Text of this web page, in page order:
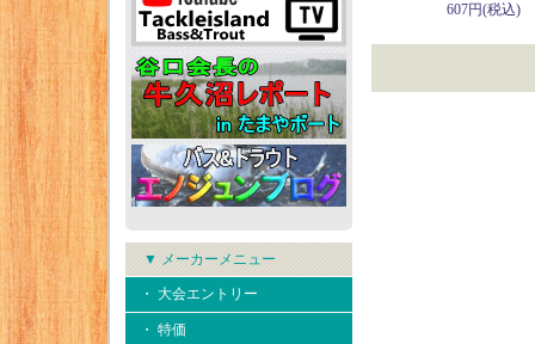
▼ メーカーメニュー
・ 大会エントリー
・ 特価
607円(税込)